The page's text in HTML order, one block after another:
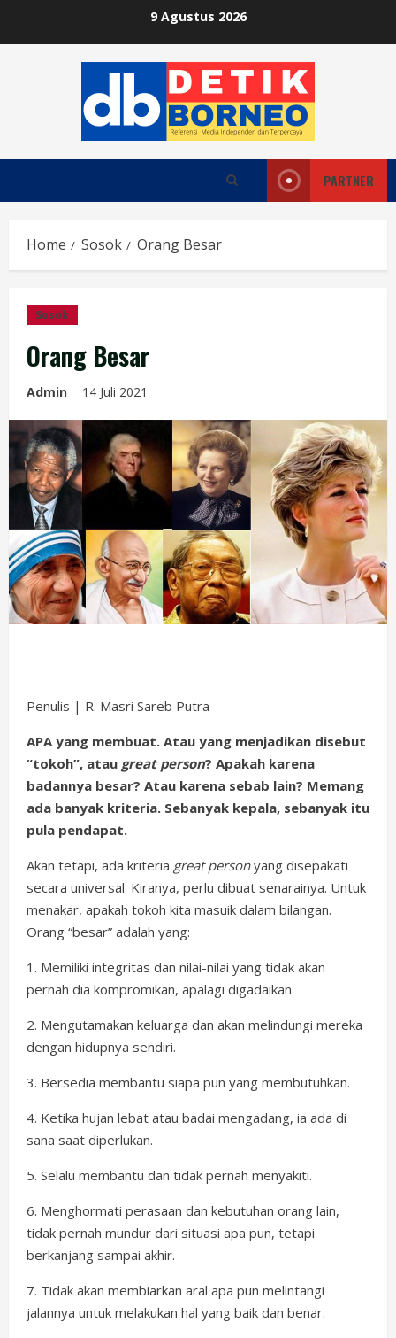
9 Agustus 2026
PARTNER
Home Sosok Orang Besar
Sosok
Orang Besar
Admin 14 Juli 2021
Penulis | R. Masri Sareb Putra
APA yang membuat. Atau yang menjadikan disebut
“tokoh”, atau great person? Apakah karena
badannya besar? Atau karena sebab lain? Memang
ada banyak kriteria. Sebanyak kepala, sebanyak itu
pula pendapat.
Akan tetapi, ada kriteria great personyang disepakati
secara universal. Kiranya, perlu dibuat senarainya. Untuk
menakar, apakah tokoh kita masuik dalam bilangan.
Orang “besar” adalah yang:
1. Memiliki integritas dan nilai-nilai yang tidak akan
pernah dia kompromikan, apalagi digadaikan.
2. Mengutamakan keluarga dan akan melindungi mereka
dengan hidupnya sendiri.
3. Bersedia membantu siapa pun yang membutuhkan.
4. Ketika hujan lebat atau badai mengadang, ia ada di
sana saat diperlukan.
5. Selalu membantu dan tidak pernah menyakiti.
6. Menghormati perasaan dan kebutuhan orang lain,
tidak pernah mundur dari situasi apa pun, tetapi
berkanjang sampai akhir.
7. Tidak akan membiarkan aral apa pun melintangi
jalannya untuk melakukan hal yang baik dan benar.